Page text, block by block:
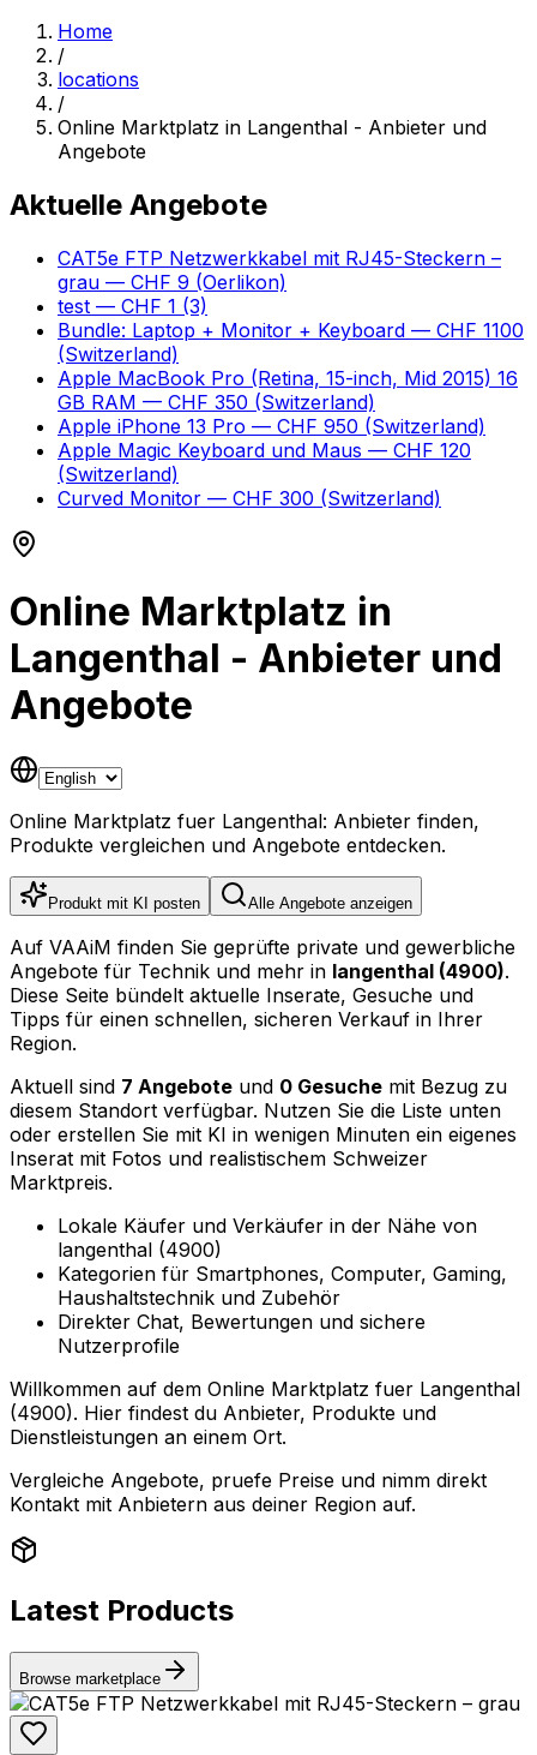
Home
/
locations
/
Online Marktplatz in Langenthal - Anbieter und
Angebote
Aktuelle Angebote
CAT5e FTP Netzwerkkabel mit RJ45-Steckern –
grau — CHF 9 (Oerlikon)
test — CHF 1 (3)
Bundle: Laptop + Monitor + Keyboard — CHF 1100
(Switzerland)
Apple MacBook Pro (Retina, 15-inch, Mid 2015) 16
GB RAM — CHF 350 (Switzerland)
Apple iPhone 13 Pro — CHF 950 (Switzerland)
Apple Magic Keyboard und Maus — CHF 120
(Switzerland)
Curved Monitor — CHF 300 (Switzerland)
Online Marktplatz in
Langenthal - Anbieter und
Angebote
Online Marktplatz fuer Langenthal: Anbieter finden,
Produkte vergleichen und Angebote entdecken.
Produkt mit KI posten Alle Angebote anzeigen
Auf VAAiM finden Sie geprüfte private und gewerbliche
Angebote für Technik und mehr in langenthal (4900).
Diese Seite bündelt aktuelle Inserate, Gesuche und
Tipps für einen schnellen, sicheren Verkauf in Ihrer
Region.
Aktuell sind 7 Angebote und 0 Gesuche mit Bezug zu
diesem Standort verfügbar. Nutzen Sie die Liste unten
oder erstellen Sie mit KI in wenigen Minuten ein eigenes
Inserat mit Fotos und realistischem Schweizer
Marktpreis.
Lokale Käufer und Verkäufer in der Nähe von
langenthal (4900)
Kategorien für Smartphones, Computer, Gaming,
Haushaltstechnik und Zubehör
Direkter Chat, Bewertungen und sichere
Nutzerprofile
Willkommen auf dem Online Marktplatz fuer Langenthal
(4900). Hier findest du Anbieter, Produkte und
Dienstleistungen an einem Ort.
Vergleiche Angebote, pruefe Preise und nimm direkt
Kontakt mit Anbietern aus deiner Region auf.
Latest Products
Browse marketplace